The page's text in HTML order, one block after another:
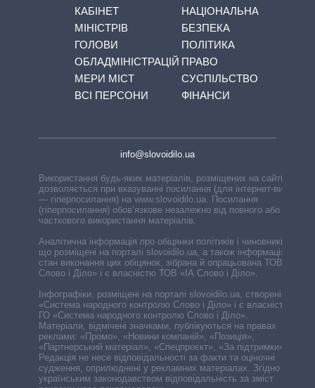
КАБІНЕТ
МІНІСТРІВ
ГОЛОВИ
ОБЛАДМІНІСТРАЦІЙ
МЕРИ МІСТ
ВСІ ПЕРСОНИ
НАЦІОНАЛЬНА
БЕЗПЕКА
ПОЛІТИКА
ПРАВО
СУСПІЛЬСТВО
ФІНАНСИ
info@slovoidilo.ua
Використання будь-яких матеріалів, розміщених на сайті,
дозволяється при вказуванні посилання (для інтернет-видань
— гіперпосилання) на www.slovoidilo.ua. Посилання
(гіперпосилання) обов’язкове незалежно від повного або
часткового використання матеріалів.
Аналітична інформація про обіцянки політиків і чиновників,
що розміщені на порталі slovoidilo.ua, а також інформація про
стан виконання цих обіцянок, зібрана й опрацьована ТОВ «ІА
Слово і Діло» і є власністю ТОВ «ІА Слово і Діло».
Інфографіки, розміщені на порталі slovoidilo.ua, створені ГО
«Система народного контролю Слово і Діло» і є власністю
ГО «Система народного контролю Слово і Діло».
Матеріали, відмічені значками, публікуються на правах
реклами: «Промо», «Новини компаній», «Позиція»,
«Партнерський матеріал», «Спецпроєкт», «За підтримки».
Редакція не несе відповідальності за факти та оціночні
судження, оприлюднені у рекламних матеріалах. Згідно з
українським законодавством відповідальність за зміст